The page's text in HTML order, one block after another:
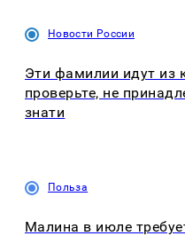
Новости России
Эти фамилии идут из
проверьте, не
знати
Польза
Малина в июле